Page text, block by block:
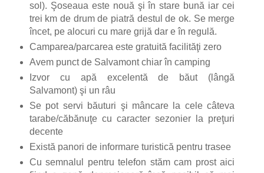
sol). Şoseaua este nouă şi în stare bună iar cei
trei km de drum de piatră destul de ok. Se merge
încet, pe alocuri cu mare grijă dar e în regulă.
Camparea/parcarea este gratuită facilităţi zero
Avem punct de Salvamont chiar în camping
Izvor cu apă excelentă de băut (lângă
Salvamont) şi un râu
Se pot servi băuturi şi mâncare la cele câteva
tarabe/căbănuţe cu caracter sezonier la preţuri
decente
Există panori de informare turistică pentru trasee
Cu semnalul pentru telefon stăm cam prost aici